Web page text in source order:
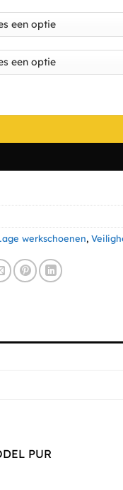
Nordic Laag
werkschoenen,
PUR